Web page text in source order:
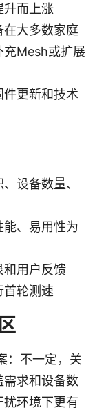
升而上涨
大多数家庭
充Mesh或扩展
更新和技术
设备数量、
、易用性为
和用户反馈
首轮测速
：不一定，关
求和设备数
环境下更有